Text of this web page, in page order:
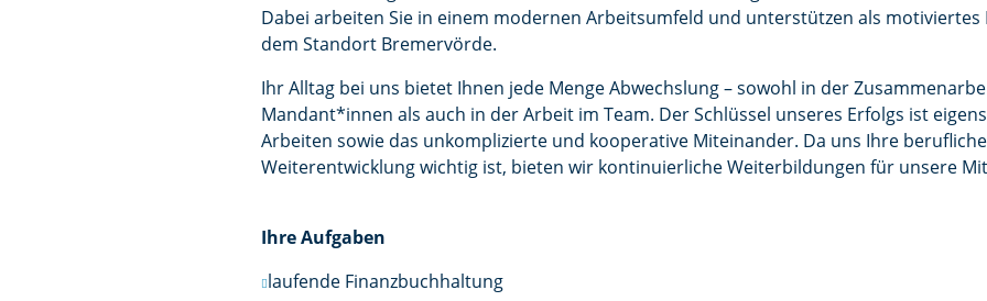
Dabei arbeiten Sie in einem modernen Arbeitsumfeld und unterstützen als
dem Standort Bremervörde.
Ihr Alltag bei uns bietet Ihnen jede Menge Abwechslung – sowohl in der
Mandant*innen als auch in der Arbeit im Team. Der Schlüssel unseres Erfolgs ist
Arbeiten sowie das unkomplizierte und kooperative Miteinander. Da uns Ihre
Weiterentwicklung wichtig ist, bieten wir kontinuierliche Weiterbildungen für unsere
Ihre Aufgaben
laufende Finanzbuchhaltung